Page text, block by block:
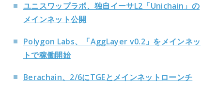
ユニスワップラボ、独自イーサL2「Unichain」の
メインネット公開
Polygon Labs、「AggLayer v0.2」をメインネッ
トで稼働開始
Berachain、2/6にTGEとメインネットローンチ